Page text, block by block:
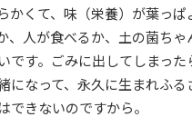
かくて、味（栄養）が葉っぱ
、人が食べるか、土の菌ちゃ
です。ごみに出してしまった
になって、永久に生まれふる
できないのですから。